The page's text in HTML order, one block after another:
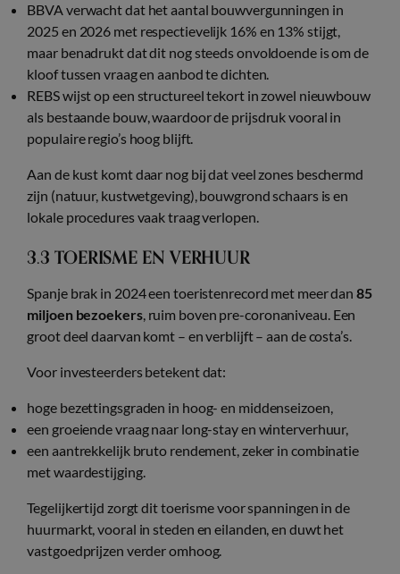
BBVA verwacht dat het aantal bouwvergunningen in
2025 en 2026 met respectievelijk 16% en 13% stijgt,
maar benadrukt dat dit nog steeds onvoldoende is om de
kloof tussen vraag en aanbod te dichten.
REBS wijst op een structureel tekort in zowel nieuwbouw
als bestaande bouw, waardoor de prijsdruk vooral in
populaire regio’s hoog blijft.
Aan de kust komt daar nog bij dat veel zones beschermd
zijn (natuur, kustwetgeving), bouwgrond schaars is en
lokale procedures vaak traag verlopen.
3.3 TOERISME EN VERHUUR
Spanje brak in 2024 een toeristenrecord met meer dan85
miljoen bezoekers, ruim boven pre-coronaniveau. Een
groot deel daarvan komt – en verblijft – aan de costa’s.
Voor investeerders betekent dat:
hoge bezettingsgraden in hoog- en middenseizoen,
een groeiende vraag naar long-stay en winterverhuur,
een aantrekkelijk bruto rendement, zeker in combinatie
met waardestijging.
Tegelijkertijd zorgt dit toerisme voor spanningen in de
huurmarkt, vooral in steden en eilanden, en duwt het
vastgoedprijzen verder omhoog.